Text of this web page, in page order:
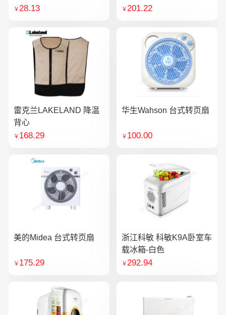
￥28.13 ￥201.22
雷克兰LAKELAND 降温
背心
￥ 168.29
华生Wahson 台式转页扇
￥ 100.00
美的Midea 台式转页扇
￥ 175.29
浙江科敏 科敏K9A卧室车
载冰箱-白色
￥292.94